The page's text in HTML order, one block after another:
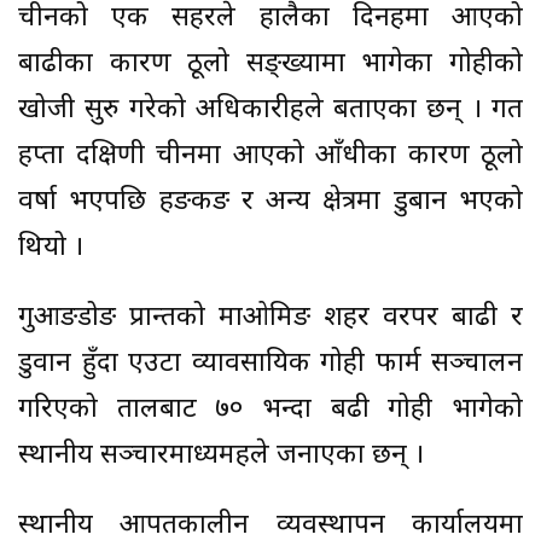
चीनको एक सहरले हालैका दिनहरूमा आएको
बाढीका कारण ठूलो सङ्ख्यामा भागेका गोहीको
खोजी सुरु गरेको अधिकारीहरूले बताएका छन् । गत
हप्ता दक्षिणी चीनमा आएको आँधीका कारण ठूलो
वर्षा भएपछि हङकङ र अन्य क्षेत्रमा डुबान भएको
थियो ।
गुआङडोङ प्रान्तको माओमिङ शहर वरपर बाढी र
डुवान हुँदा एउटा व्यावसायिक गोही फार्म सञ्चालन
गरिएको तालबाट ७० भन्दा बढी गोही भागेको
स्थानीय सञ्चारमाध्यमहरूले जनाएका छन् ।
स्थानीय आपतकालीन व्यवस्थापन कार्यालयमा